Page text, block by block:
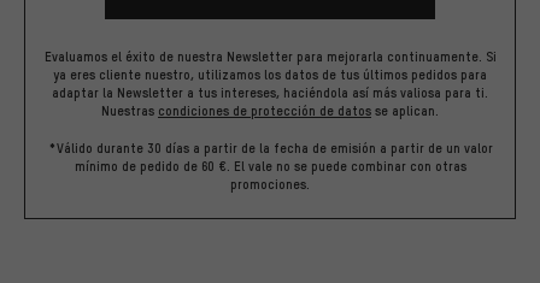
Evaluamos el éxito de nuestra Newsletter para mejorarla continuamente. Si
ya eres cliente nuestro, utilizamos los datos de tus últimos pedidos para
adaptar la Newsletter a tus intereses, haciéndola así más valiosa para ti.
Nuestras condiciones de protección de datos se aplican.
*Válido durante 30 días a partir de la fecha de emisión a partir de un valor
mínimo de pedido de 60 €. El vale no se puede combinar con otras
promociones.